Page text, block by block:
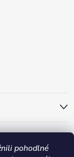
pohodlné